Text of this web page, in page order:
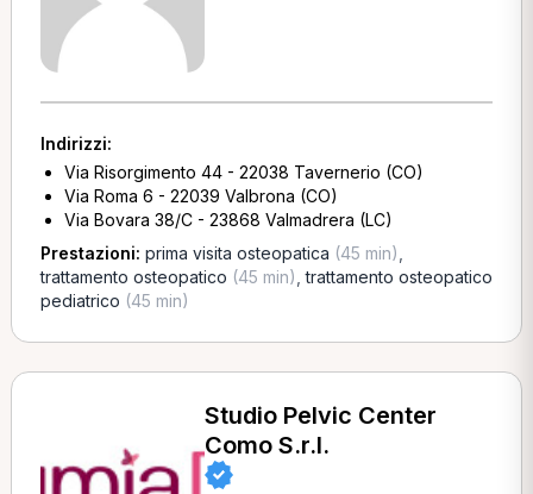
Indirizzi:
Via Risorgimento 44 - 22038 Tavernerio (CO)
Via Roma 6 - 22039 Valbrona (CO)
Via Bovara 38/C - 23868 Valmadrera (LC)
Prestazioni: prima visita osteopatica (45 min)
trattamento osteopatico (45 min) ,trattamento osteopatico
pediatrico (45 min)
Studio Pelvic Center
Como S.r.l.